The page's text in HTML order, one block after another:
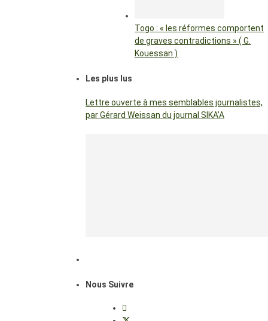
Togo : « les réformes comportent
de graves contradictions » ( G.
Kouessan )
Les plus lus
Lettre ouverte à mes semblables journalistes,
par Gérard Weissan du journal SIKA’A
Nous Suivre